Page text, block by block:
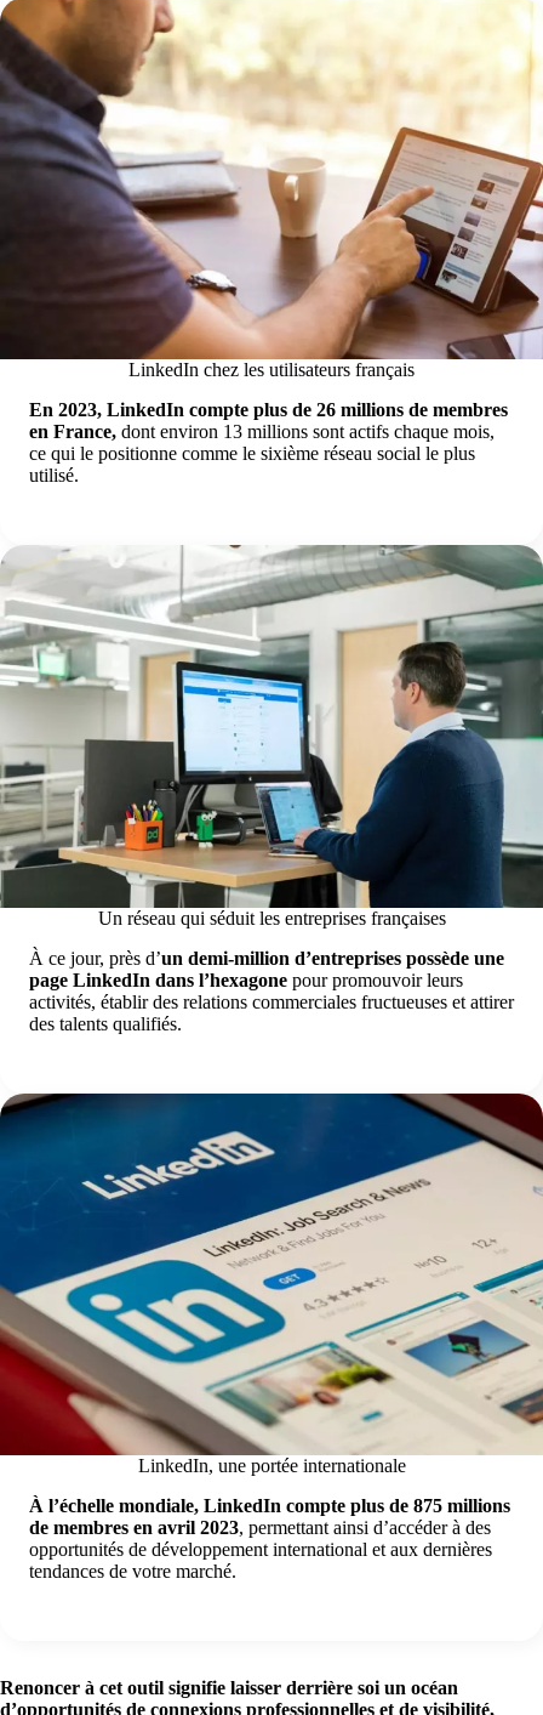
LinkedIn chez les utilisateurs français
En 2023, LinkedIn compte plus de 26 millions de membres
en France, dont environ 13 millions sont actifs chaque mois,
ce qui le positionne comme le sixième réseau social le plus
utilisé.
Un réseau qui séduit les entreprises françaises
À ce jour, près d’un demi-million d’entreprises possède une
page LinkedIn dans l’hexagone pour promouvoir leurs
activités, établir des relations commerciales fructueuses et attirer
des talents qualifiés.
LinkedIn, une portée internationale
À l’échelle mondiale, LinkedIn compte plus de 875 millions
de membres en avril 2023, permettant ainsi d’accéder à des
opportunités de développement international et aux dernières
tendances de votre marché.
Renoncer à cet outil signifie laisser derrière soi un océan
d’opportunités de connexions professionnelles et de visibilité,